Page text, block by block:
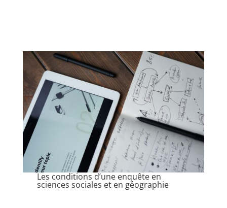
Les conditions d’une enquête en
sciences sociales et en géographie